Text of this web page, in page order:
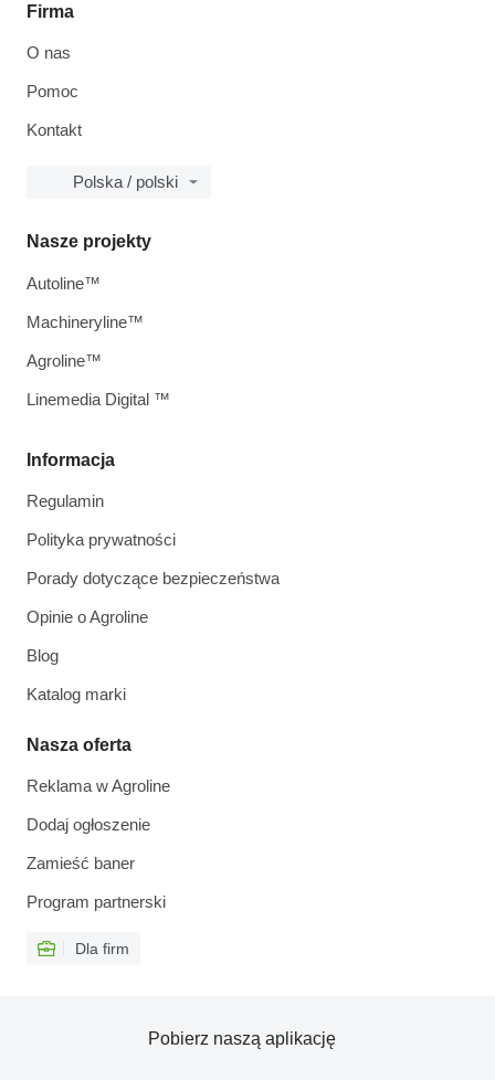
Firma
O nas
Pomoc
Kontakt
Polska / polski
Informacja
Regulamin
Polityka prywatności
Porady dotyczące bezpieczeństwa
Opinie o Agroline
Blog
Katalog marki
Nasza oferta
Reklama w Agroline
Dodaj ogłoszenie
Zamieść baner
Program partnerski
Dla firm
Nasze projekty
Autoline™
Machineryline™
Agroline™
Linemedia Digital ™
Pobierz naszą aplikację